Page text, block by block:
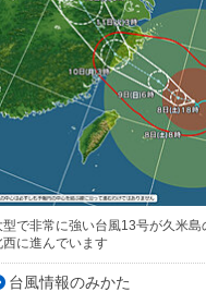
型で非常に強い台風13号が久米
西に進んでいます
台風情報のみかた